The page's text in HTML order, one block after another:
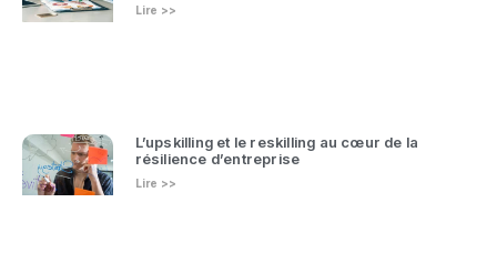
Lire >>
L’upskilling et le reskilling au cœur de la
résilience d’entreprise
Lire >>